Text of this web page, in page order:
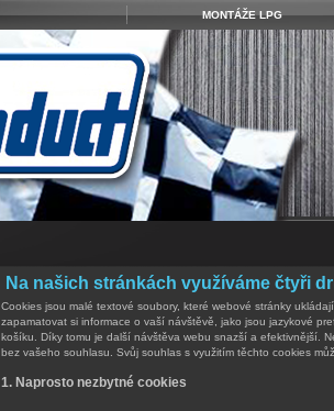
MONTÁŽE LPG
Na našich stránkách využíváme čtyři
Cookies jsou malé textové soubory, které webové stránky
zapamatovat si informace o vaší návštěvě, jako jsou jazykové
košíku. Díky tomu je další návštěva webu snazší a efektivnější.
bez vašeho souhlasu. Svůj souhlas s využitím těchto cookies
1. Naprosto nezbytné cookies